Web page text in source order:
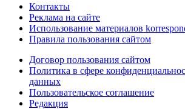
Контакты
Реклама на сайте
Использование материалов
Правила пользования сайтом
Договор пользования сайтом
Политика в сфере
данных
Пользовательское соглашение
Редакция